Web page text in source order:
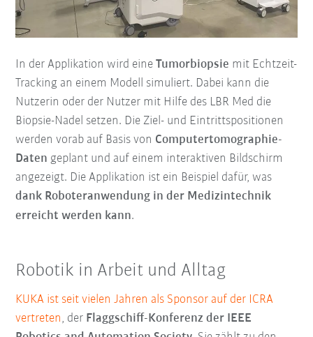
In der Applikation wird eineTumorbiopsie mit Echtzeit-
Tracking an einem Modell simuliert. Dabei kann die
Nutzerin oder der Nutzer mit Hilfe des LBR Med die
Biopsie-Nadel setzen. Die Ziel- und Eintrittspositionen
werden vorab auf Basis von Computertomographie-
Datengeplant und auf einem interaktiven Bildschirm
angezeigt. Die Applikation ist ein Beispiel dafür, was
dank Roboteranwendung in der Medizintechnik
erreicht werden kann.
Robotik in Arbeit und Alltag
KUKA ist seit vielen Jahren als Sponsor auf der ICRA
vertreten, der Flaggschiff-Konferenz der IEEE